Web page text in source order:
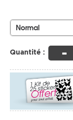
Normal
Quantité : -